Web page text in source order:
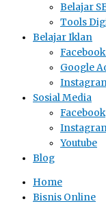
Belajar
Tools
Belajar Iklan
Google
Sosial Media
Facebook
Youtube
Blog
Home
Bisnis Online